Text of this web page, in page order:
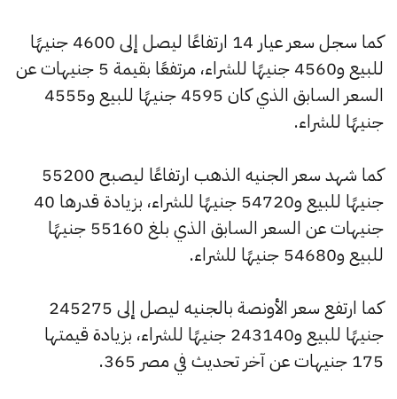
كما سجل سعر عيار 14 ارتفاعًا ليصل إلى 4600 جنيهًا
للبيع و4560 جنيهًا للشراء، مرتفعًا بقيمة 5 جنيهات عن
السعر السابق الذي كان 4595 جنيهًا للبيع و4555
جنيهًا للشراء.
كما شهد سعر الجنيه الذهب ارتفاعًا ليصبح 55200
جنيهًا للبيع و54720 جنيهًا للشراء، بزيادة قدرها 40
جنيهات عن السعر السابق الذي بلغ 55160 جنيهًا
للبيع و54680 جنيهًا للشراء.
كما ارتفع سعر الأونصة بالجنيه ليصل إلى 245275
جنيهًا للبيع و243140 جنيهًا للشراء، بزيادة قيمتها
175 جنيهات عن آخر تحديث في مصر 365.